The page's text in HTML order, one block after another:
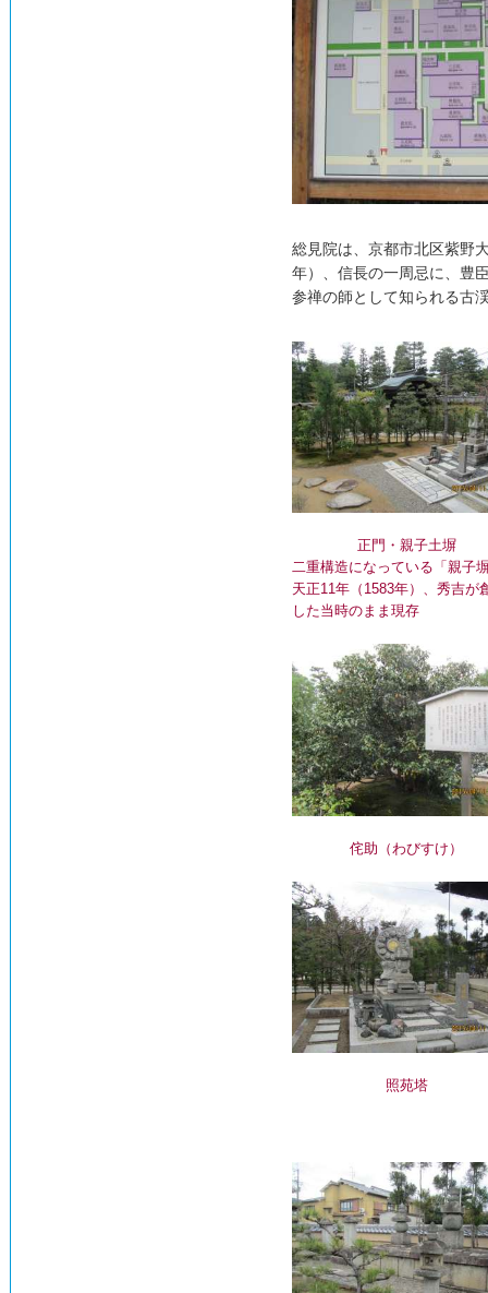
総見院は、京都市北区紫野
年）、信長の一周忌に、豊
参禅の師として知られる古
正門・親子土塀
二重構造になっている「親子
天正11年（1583年）、秀吉が
した当時のまま現存
侘助（わびすけ）
照苑塔